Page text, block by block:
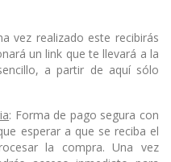
vez realizado este recibirás
un link que te llevará a la
a partir de aquí sólo
: Forma de pago segura con
esperar a que se reciba el
la compra. Una vez